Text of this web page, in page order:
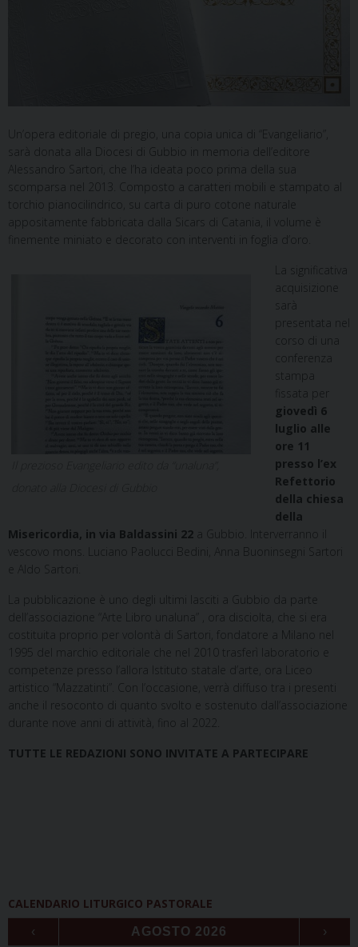
Un’opera editoriale di pregio, una copia unica di “Evangeliario”,
sarà donata alla Diocesi di Gubbio in memoria dell’editore
Alessandro Sartori, che l’ha ideata poco prima della sua
scomparsa nel 2013. Composto a caratteri mobili e stampato al
torchio pianocilindrico, su carta di puro cotone naturale
appositamente fabbricata dalla Sicars di Catania, il volume è
finemente miniato e decorato con interventi in foglia d’oro.
La significativa
acquisizione
sarà
presentata nel
corso di una
conferenza
stampa
fissata per
giovedì 6
luglio alle
ore 11
presso l’ex
Refettorio
della chiesa
della
Misericordia, in via Baldassini 22 a Gubbio. Interverranno il
vescovo mons. Luciano Paolucci Bedini, Anna Buoninsegni Sartori
e Aldo Sartori.
La pubblicazione è uno degli ultimi lasciti a Gubbio da parte
dell’associazione “Arte Libro unaluna” , ora disciolta, che si era
costituita proprio per volontà di Sartori, fondatore a Milano nel
1995 del marchio editoriale che nel 2010 trasferì laboratorio e
competenze presso l’allora Istituto statale d’arte, ora Liceo
artistico “Mazzatinti”. Con l’occasione, verrà diffuso tra i presenti
anche il resoconto di quanto svolto e sostenuto dall’associazione
durante nove anni di attività, fino al 2022.
TUTTE LE REDAZIONI SONO INVITATE A PARTECIPARE
CALENDARIO LITURGICO PASTORALE
‹ AGOSTO 2026 ›